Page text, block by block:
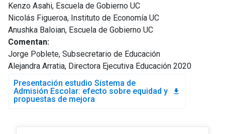
Kenzo Asahi, Escuela de Gobierno UC
Nicolás Figueroa, Instituto de Economía UC
Anushka Baloian, Escuela de Gobierno UC
Comentan:
Jorge Poblete, Subsecretario de Educación
Alejandra Arratia, Directora Ejecutiva Educación 2020
Presentación estudio Sistema de
Admisión Escolar: efecto sobre equidad y
propuestas de mejora
file_download